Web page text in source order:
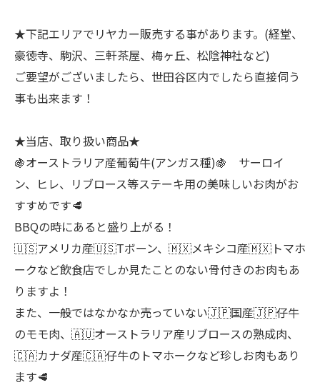
★下記エリアでリヤカー販売する事があります。(経堂、
豪徳寺、駒沢、三軒茶屋、梅ヶ丘、松陰神社など)
ご要望がございましたら、世田谷区内でしたら直接伺う
事も出来ます！
★当店、取り扱い商品★
🍇オーストラリア産葡萄牛(アンガス種)🍇 サーロイ
ン、ヒレ、リブロース等ステーキ用の美味しいお肉がお
すすめです🥩
BBQの時にあると盛り上がる！
🇺🇸アメリカ産🇺🇸Tボーン、🇲🇽メキシコ産🇲🇽トマホ
ークなど飲食店でしか見たことのない骨付きのお肉もあ
りますよ！
また、一般ではなかなか売っていない🇯🇵国産🇯🇵仔牛
のモモ肉、🇦🇺オーストラリア産リブロースの熟成肉、
🇨🇦カナダ産🇨🇦仔牛のトマホークなど珍しお肉もあり
ます🥩